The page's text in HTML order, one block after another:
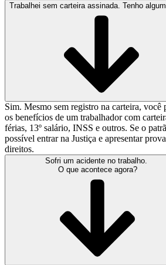
Trabalhei sem carteira assinada. Tenho
Sim. Mesmo sem registro na carteira, você
os benefícios de um trabalhador com
férias, 13º salário, INSS e outros. Se o
possível entrar na Justiça e apresentar
direitos.
Sofri um acidente no trabalho.
O que acontece agora?